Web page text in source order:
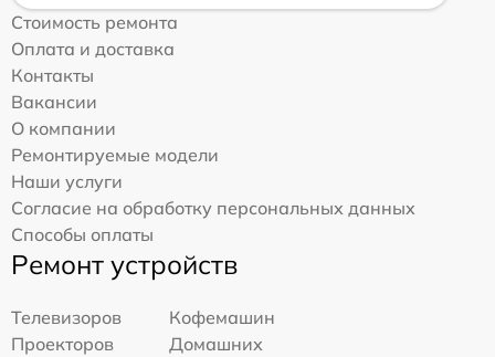
Стоимость ремонта
Оплата и доставка
Контакты
Вакансии
О компании
Ремонтируемые модели
Наши услуги
Согласие на обработку персональных данных
Способы оплаты
Ремонт устройств
Телевизоров
Кофемашин
Проекторов
Домашних